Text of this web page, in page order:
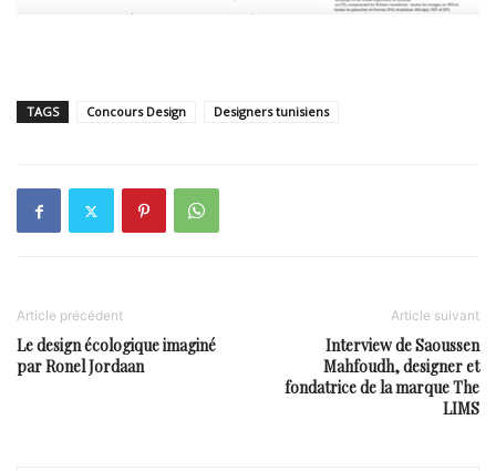
TAGS Concours Design Designers tunisiens
Article précédent
Le design écologique imaginé
par Ronel Jordaan
Article suivant
Interview de Saoussen
Mahfoudh, designer et
fondatrice de la marque The
LIMS